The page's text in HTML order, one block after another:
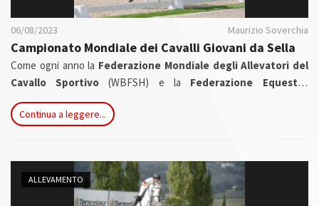
06/08/2023 Maurizio Soverchia
Campionato Mondiale dei Cavalli Giovani da Sella
Come ogni anno la Federazione Mondiale degli Allevatori del
Cavallo Sportivo (WBFSH) e la Federazione Equestre
Internazionale (FEI)
Cavalli Giovani di 5,6 e 7 anni, nelle tre discipline olimpiche: salto
Continua a leggere...
ALLEVAMENTO